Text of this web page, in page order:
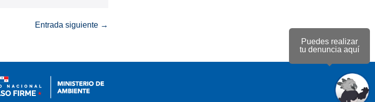
Puedes realizar
tu denuncia aquí
Entrada siguiente →